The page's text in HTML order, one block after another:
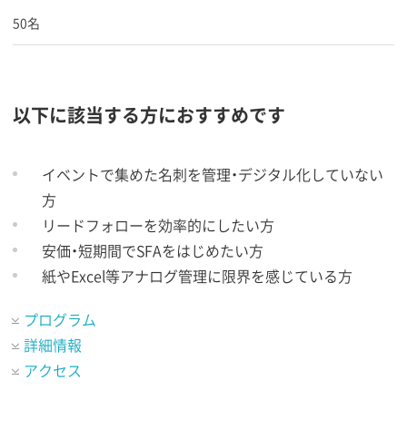
50名
以下に該当する方におすすめです
イベントで集めた名刺を管理・デジタル化していない
方
リードフォローを効率的にしたい方
安価・短期間でSFAをはじめたい方
紙やExcel等アナログ管理に限界を感じている方
プログラム
詳細情報
アクセス